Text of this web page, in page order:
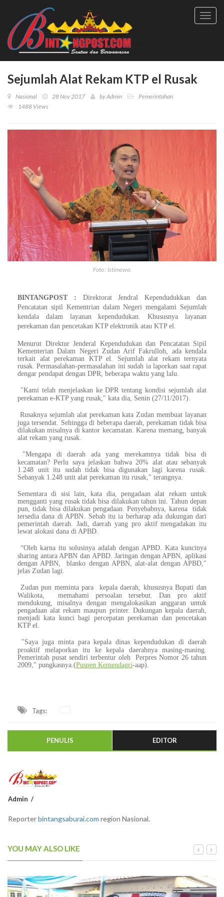
Sejumlah Alat Rekam KTP el Rusak
Nasional 28 Nov 2017 byAdmin
Pemerintahan
1488 Views
Foto : Istimewa.
BINTANGPOST :
Direktorat Jendral Kependudukkan dan
Pencatatan sipil Kementrian dalam Negeri mengalami Sejumlah
kendala dalam layanan kependudukan. Khususnya layanan
perekaman dan pencetakan KTP elektronik atau KTP el.
Menurut Direktur Jenderal Kependudukan dan Pencatatan Sipil
Kementerian Dalam Negeri Zudan Arif Fakrulloh, ada kendala
terkait alat perekaman KTP el. Sejumlah alat rekam ternyata
rusak. Permasalahan-permasalahan ini sudah ia laporkan saat rapat
dengar pendapat dengan DPR, beberapa waktu yang lalu.
"Kami telah menjelaskan ke DPR tentang kondisi sejumlah alat
perekaman e-KTP yang rusak," kata dia, Senin (27/11/2017).
Rusaknya sejumlah alat perekaman kata Zudan membuat layanan
juga tersendat. Sehingga di beberapa daerah, perekaman tidak bisa
dilakukan misalnya di kantor kecamatan. Karena memang, banyak
alat rekam yang rusak.
"Mengapa di daerah ada yang merekamnya tidak bisa di
kecamatan? Perlu saya jelaskan bahwa 20% alat atau sebanyak
1.248 unit itu sudah tidak bisa digunakan lagi karena rusak.
Sebanyak 1.248 unit alat perekaman itu rusak," terangnya.
Sementara di sisi lain, kata dia, pengadaan alat rekam untuk
mengganti yang rusak tidak bisa dilakukan tahun ini. Tahun depan
pun, tidak bisa dilakukan pengadaan. Penyebabnya, karena tidak
tersedia dana di APBN. Sebab itu ia berharap ada dukungan dari
pemerintah daerah. Jadi, daerah yang pro aktif mengadakan itu
lewat alokasi dana di APBD.
“Oleh karna itu solusinya adalah dengan APBD. Kata kuncinya
sharing antara APBN dan APBD. Jaringan dengan APBN, aplikasi
dengan APBN, blanko dengan APBN, alat-alat dengan APBD,"
jelas Zudan lagi.
Zudan pun meminta para kepala daerah, khususnya Bupati dan
Walikota, memahami persoalan tersebut. Dan pro aktif
mendukung, misalnya dengan mengalokasikan anggaran untuk
pengadaan alat rekam maupun printer. Dukungan kepala daerah,
menjadi kata kunci bagi percepatan perekaman dan pencetakan
KTP el.
"Saya juga minta para kepala dinas kependudukan di daerah
proaktif melaporkan itu ke kepala daerahnya masing-masing.
Pemerintah pusat sendiri terbentur oleh Perpres Nomor 26 tahun
2009," pungkasnya.(Puspen Kemendagri-aap).
Tags:
PENULIS EDITOR
Admin
Reporterbintangsaburai.com region Nasional.
YOU MAY ALSO LIKE